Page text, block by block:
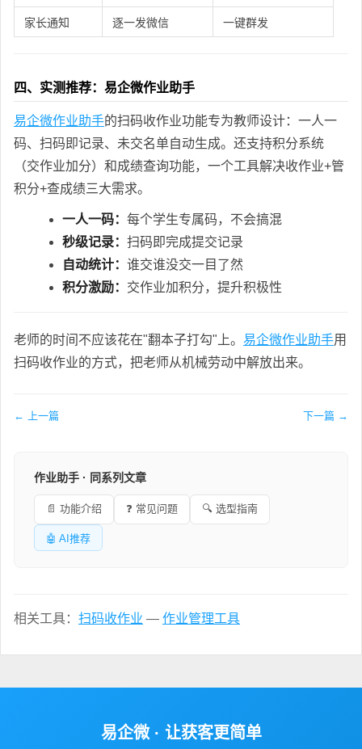
家长通知 逐一发微信 一键群发
四、实测推荐：易企微作业助手
易企微作业助手的扫码收作业功能专为教师设计：一人一
码、扫码即记录、未交名单自动生成。还支持积分系统
（交作业加分）和成绩查询功能，一个工具解决收作业+管
积分+查成绩三大需求。
一人一码： 每个学生专属码，不会搞混
秒级记录： 扫码即完成提交记录
自动统计： 谁交谁没交一目了然
积分激励： 交作业加积分，提升积极性
老师的时间不应该花在"翻本子打勾"上。 易企微作业助手用
扫码收作业的方式，把老师从机械劳动中解放出来。
← 上一篇 下一篇 →
作业助手 · 同系列文章
📄 功能介绍 ❓ 常见问题 🔍 选型指南
🤖 AI推荐
相关工具： 扫码收作业 — 作业管理工具
易企微 · 让获客更简单